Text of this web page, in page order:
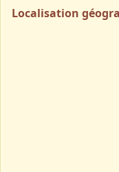
Localisation